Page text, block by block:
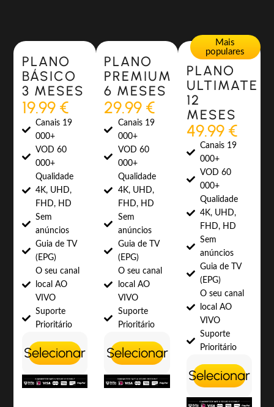
Most Popular
PLANO
BÁSICO
3 MESES
19.99 €
Canais 19
000+
VOD 60
000+
Qualidade
4K, UHD,
FHD, HD
Sem
anúncios
Guia de TV
(EPG)
O seu canal
local AO
VIVO
Suporte
Prioritário
Selecionar
Most Popular
PLANO
PREMIUM
6 MESES
29.99 €
Canais 19
000+
VOD 60
000+
Qualidade
4K, UHD,
FHD, HD
Sem
anúncios
Guia de TV
(EPG)
O seu canal
local AO
VIVO
Suporte
Prioritário
Selecionar
Mais
populares
PLANO
ULTIMATE
12
MESES
49.99 €
Canais 19
000+
VOD 60
000+
Qualidade
4K, UHD,
FHD, HD
Sem
anúncios
Guia de TV
(EPG)
O seu canal
local AO
VIVO
Suporte
Prioritário
Selecionar